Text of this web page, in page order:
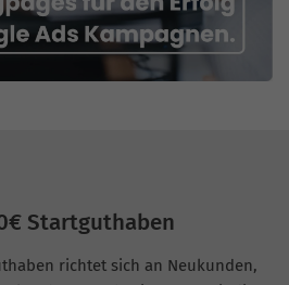
Startguthaben
richtet sich an Neukunden,